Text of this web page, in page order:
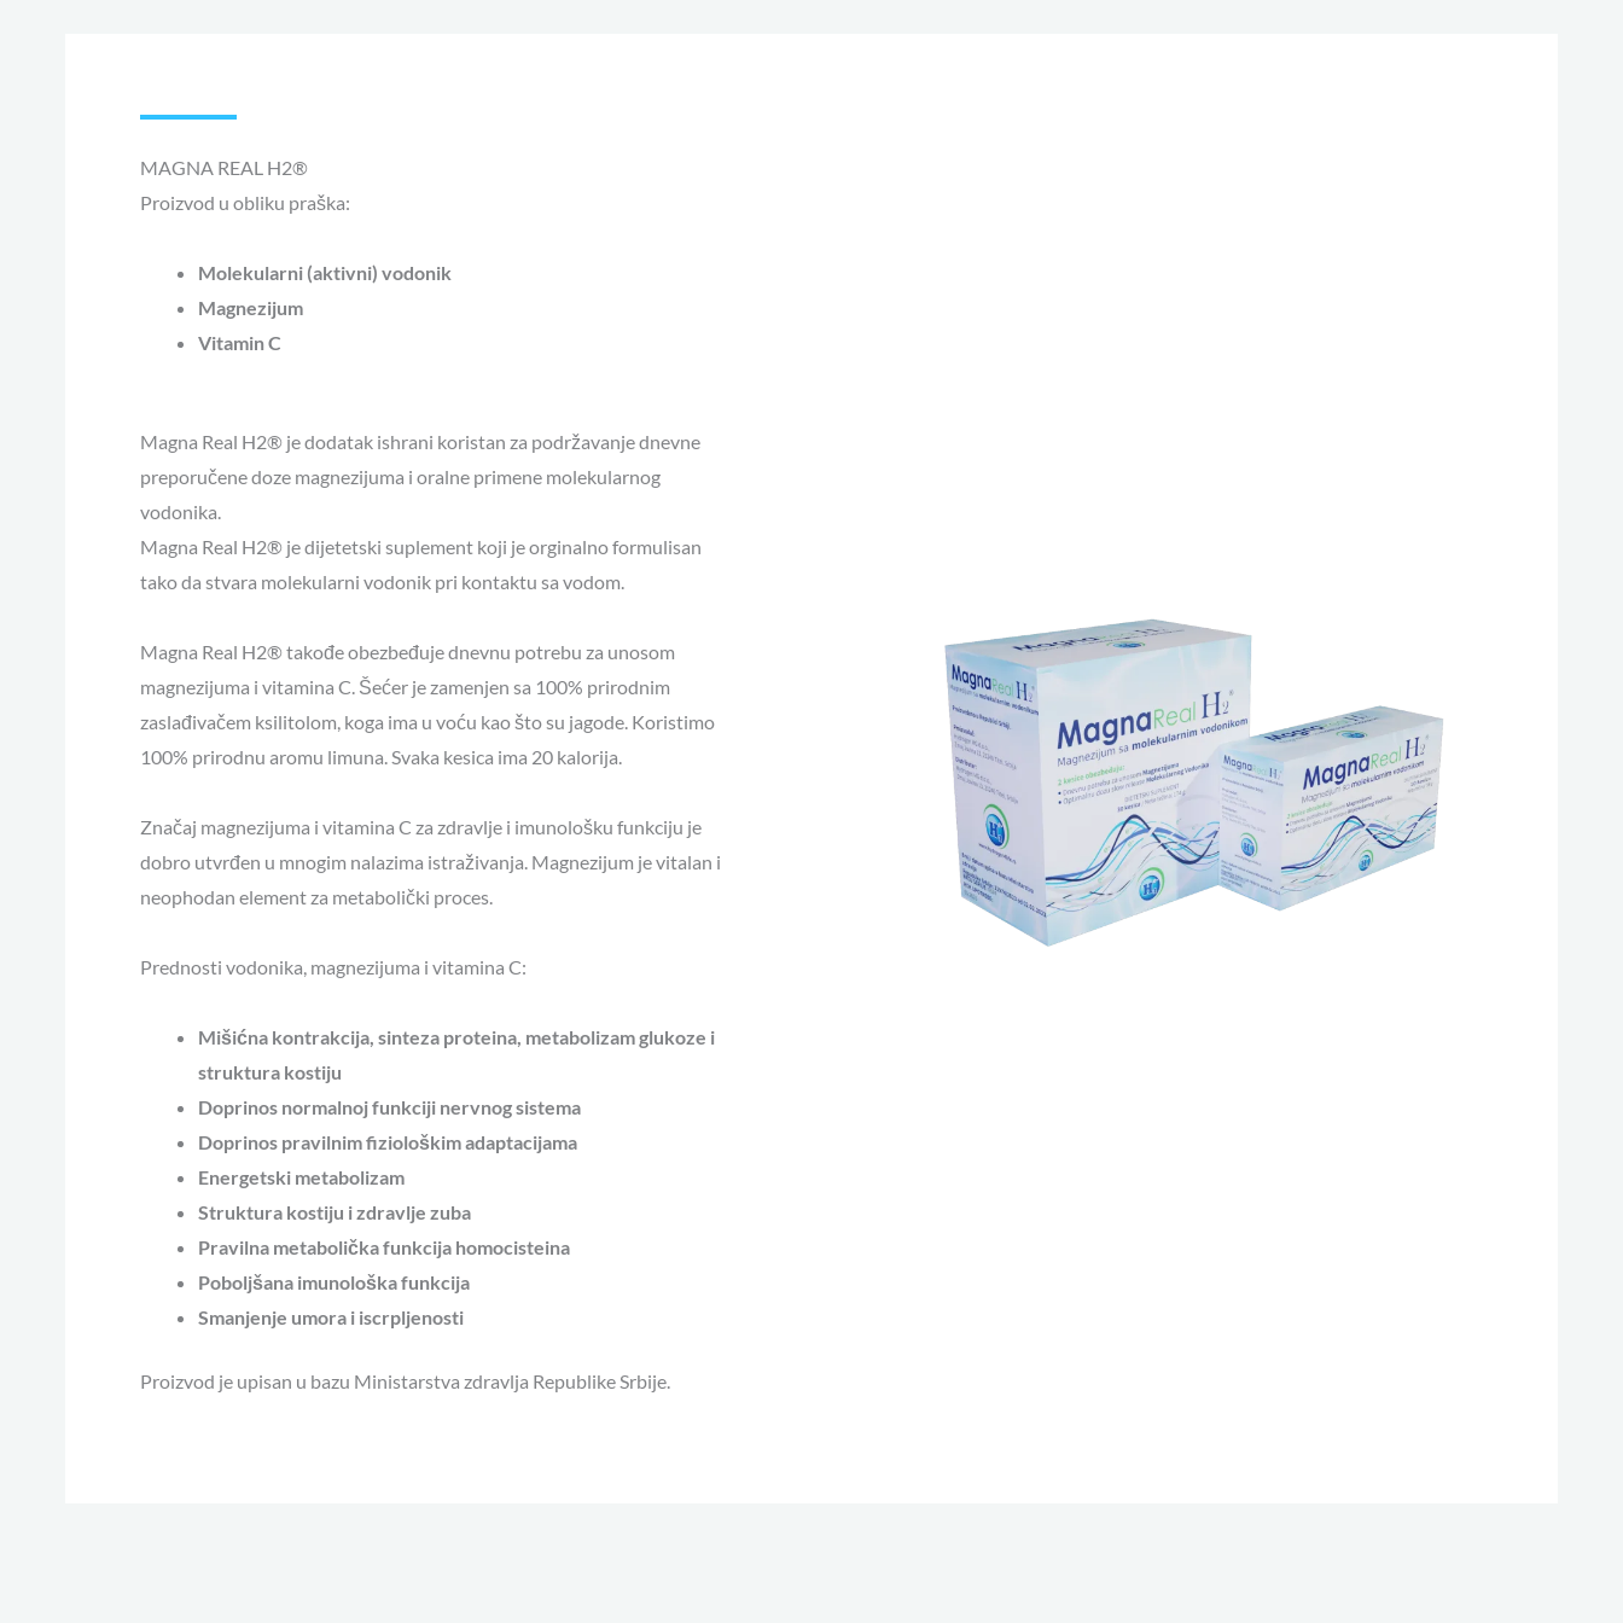
MAGNA REAL H2®
Proizvod u obliku praška:
Molekularni (aktivni) vodonik
Magnezijum
Vitamin C
Magna Real H2® je dodatak ishrani koristan za podržavanje dnevne
preporučene doze magnezijuma i oralne primene molekularnog
vodonika.
Magna Real H2® je dijetetski suplement koji je orginalno formulisan
tako da stvara molekularni vodonik pri kontaktu sa vodom.
Magna Real H2® takođe obezbeđuje dnevnu potrebu za unosom
magnezijuma i vitamina C. Šećer je zamenjen sa 100% prirodnim
zaslađivačem ksilitolom, koga ima u voću kao što su jagode. Koristimo
100% prirodnu aromu limuna. Svaka kesica ima 20 kalorija.
Značaj magnezijuma i vitamina C za zdravlje i imunološku funkciju je
dobro utvrđen u mnogim nalazima istraživanja. Magnezijum je vitalan i
neophodan element za metabolički proces.
Prednosti vodonika, magnezijuma i vitamina C:
Mišićna kontrakcija, sinteza proteina, metabolizam glukoze i
struktura kostiju
Doprinos normalnoj funkciji nervnog sistema
Doprinos pravilnim fiziološkim adaptacijama
Energetski metabolizam
Struktura kostiju i zdravlje zuba
Pravilna metabolička funkcija homocisteina
Poboljšana imunološka funkcija
Smanjenje umora i iscrpljenosti
Proizvod je upisan u bazu Ministarstva zdravlja Republike Srbije.